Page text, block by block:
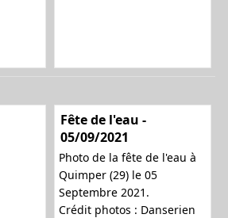
a
Fête de l'eau -
05/09/2021
Photo de la fête de l'eau à
Quimper (29) le 05
Septembre 2021.
Crédit photos : Danserien